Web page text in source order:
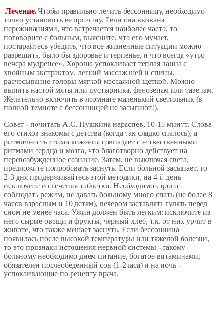
Лечение.Чтобы правильно лечить бессонницу, необходимо
точно установить ее причину. Бели она вызвана
переживаниями, что встречается наиболее часто, то
поговорите с больным, выясните, что его мучает,
постарайтесь убедить, что все жизненные ситуации можно
разрешить, было бы здоровье и терпенье, и что всегда «утро
вечера мудренее». Хорошо успокаивает теплая ванна с
хвойным экстрактом, легкий массаж шей и спины,
расчесывание головы мягкой массажной щеткой. Можно
выпить настой мяты или пустырника, фенозепам или таэепам.
Желательно включить в лсомнате маленький светильник (в
полной темноте с бессонницей не засыпают!).
Совет - почитать А.С. Пушкина нараспев, 10-15 минут. Слова
его стихов знакомы с детства (когда так сладко спалось), а
ритмичность стихосложения совпадает с ествественными
ритмами сердца и мозга, что благотворно действует на
перевозбужденное сознание. Затем, не выключая света,
предложите попробовать заснуть. Если больной засыпает, то
2-3 дня придерживайтесь этой методики, на 4-й день
исключите из лечения таблетки. Необходимо строго
соблюдать режим, не давать больному много спать (не более 8
часов взрослым и 10 детям), вечером заставлять гулять перед
сном не менее часа. Ужин должен быть легким: исключите из
него сырые овощи и фрукты, черный хлеб, т.к. от них урчит в
животе, что также мешает заснуть. Если бессонница
появилась после высокой температуры или тяжелой болезни,
то это признаки истощения нервной системы - такому
больному необходимо днем питание, богатое витаминами,
обязателен послеобеденный сон (1-2часа) и на ночь -
успокаивающие по рецепту врача.